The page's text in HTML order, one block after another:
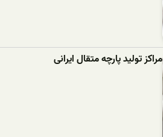
مراکز تولید پارچه متقال ایرانی